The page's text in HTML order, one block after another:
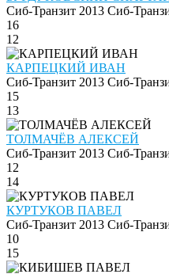
Сиб-Транзит 2013 Сиб-
16
12
КАРПЕЦКИЙ ИВАН
Сиб-Транзит 2013 Сиб-
15
13
ТОЛМАЧЁВ АЛЕКСЕЙ
Сиб-Транзит 2013 Сиб-
12
14
КУРТУКОВ ПАВЕЛ
Сиб-Транзит 2013 Сиб-
10
15